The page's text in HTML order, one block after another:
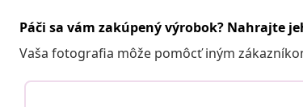
Páči sa vám zakúpený výrobok? Nahrajte
Vaša fotografia môže pomôcť iným